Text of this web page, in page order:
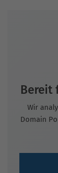
Bereit
Wir
Domain